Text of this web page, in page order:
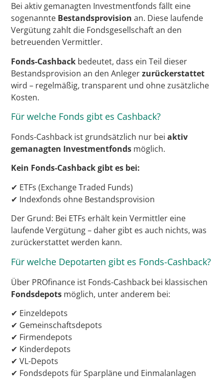
Bei aktiv gemanagten Investmentfonds fällt eine
sogenannte Bestandsprovision an. Diese laufende
Vergütung zahlt die Fondsgesellschaft an den
betreuenden Vermittler.
Fonds-Cashback bedeutet, dass ein Teil dieser
Bestandsprovision an den Anlegerzurückerstattet
wird – regelmäßig, transparent und ohne zusätzliche
Kosten.
Für welche Fonds gibt es Cashback?
Fonds-Cashback ist grundsätzlich nur beiaktiv
gemanagten Investmentfonds möglich.
Kein Fonds-Cashback gibt es bei:
✔ ETFs (Exchange Traded Funds)
✔ Indexfonds ohne Bestandsprovision
Der Grund: Bei ETFs erhält kein Vermittler eine
laufende Vergütung – daher gibt es auch nichts, was
zurückerstattet werden kann.
Für welche Depotarten gibt es Fonds-Cashback?
Über PROfinance ist Fonds-Cashback bei klassischen
Fondsdepots möglich, unter anderem bei:
✔ Einzeldepots
✔ Gemeinschaftsdepots
✔ Firmendepots
✔ Kinderdepots
✔ VL-Depots
✔ Fondsdepots für Sparpläne und Einmalanlagen